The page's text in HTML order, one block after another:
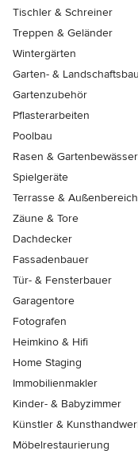
Tischler & Schreiner
Treppen & Geländer
Wintergärten
Garten- & Landschaftsbau
Gartenzubehör
Pflasterarbeiten
Poolbau
Rasen &
Spielgeräte
Terrasse & Außenbereich
Zäune & Tore
Dachdecker
Fassadenbauer
Tür- & Fensterbauer
Garagentore
Fotografen
Heimkino & Hifi
Home Staging
Immobilienmakler
Kinder- & Babyzimmer
Künstler &
Möbelrestaurierung